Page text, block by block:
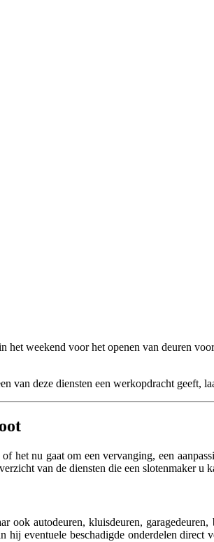
weekend voor het openen van deuren
van deze diensten een werkopdracht geeft,
het nu gaat om een vervanging, een
van de diensten die een slotenmaker
autodeuren, kluisdeuren,
hij eventuele beschadigde onderdelen